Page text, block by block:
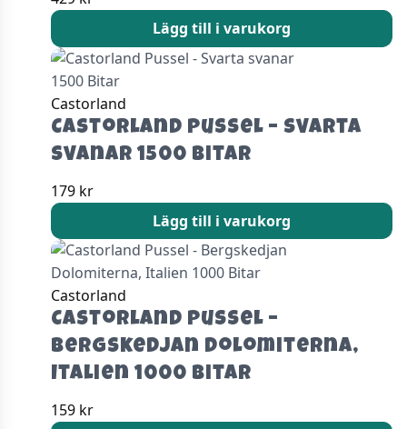
Lägg till i varukorg
Castorland
Castorland Pussel – Svarta
svanar 1500 Bitar
179 kr
Lägg till i varukorg
Castorland
Castorland Pussel –
Bergskedjan Dolomiterna,
Italien 1000 Bitar
159 kr